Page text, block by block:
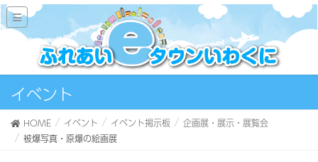
イベント
HOME イベント イベント掲示板
企画展・展示・展覧会
被爆写真・原爆の絵画展